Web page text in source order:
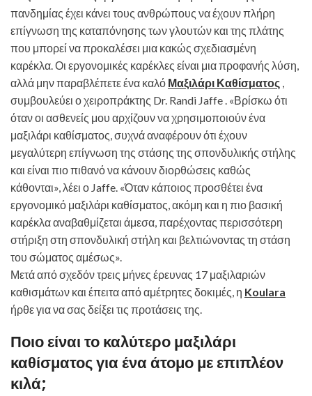
πανδημίας έχει κάνει τους ανθρώπους να έχουν πλήρη
επίγνωση της καταπόνησης των γλουτών και της πλάτης
που μπορεί να προκαλέσει μια κακώς σχεδιασμένη
καρέκλα. Οι εργονομικές καρέκλες είναι μια προφανής λύση,
αλλά μην παραβλέπετε ένα καλό Μαξιλάρι Καθίσματος ,
συμβουλεύει ο χειροπράκτης Dr. Randi Jaffe . «Βρίσκω ότι
όταν οι ασθενείς μου αρχίζουν να χρησιμοποιούν ένα
μαξιλάρι καθίσματος, συχνά αναφέρουν ότι έχουν
μεγαλύτερη επίγνωση της στάσης της σπονδυλικής στήλης
και είναι πιο πιθανό να κάνουν διορθώσεις καθώς
κάθονται», λέει ο Jaffe. «Όταν κάποιος προσθέτει ένα
εργονομικό μαξιλάρι καθίσματος, ακόμη και η πιο βασική
καρέκλα αναβαθμίζεται άμεσα, παρέχοντας περισσότερη
στήριξη στη σπονδυλική στήλη και βελτιώνοντας τη στάση
του σώματος αμέσως».
Μετά από σχεδόν τρεις μήνες έρευνας 17 μαξιλαριών
καθισμάτων και έπειτα από αμέτρητες δοκιμές, η Koulara
ήρθε για να σας δείξει τις προτάσεις της.
Ποιο είναι το καλύτερο μαξιλάρι
καθίσματος για ένα άτομο με επιπλέον
κιλά;